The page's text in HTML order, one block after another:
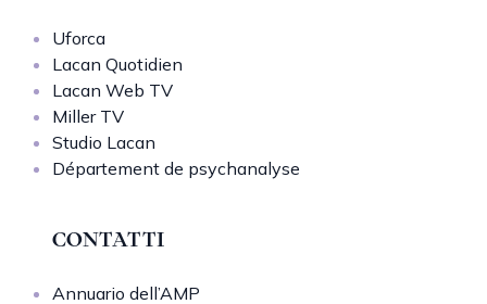
Uforca
Lacan Quotidien
Lacan Web TV
Miller TV
Studio Lacan
Département de psychanalyse
CONTATTI
Annuario dell’AMP